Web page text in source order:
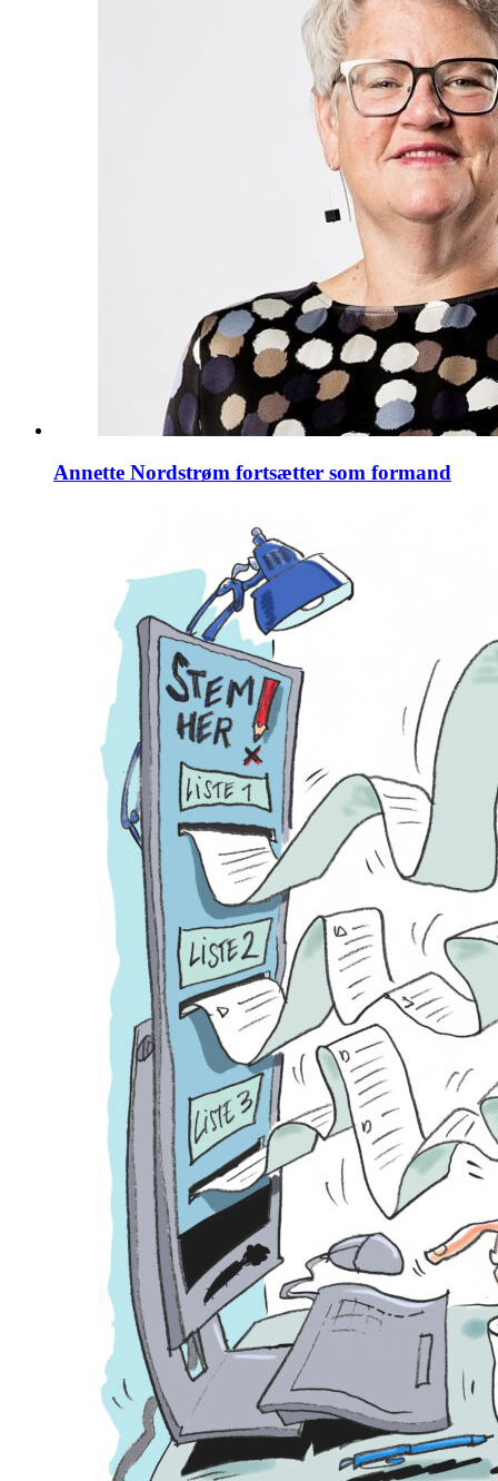
Annette Nordstrøm fortsætter som formand